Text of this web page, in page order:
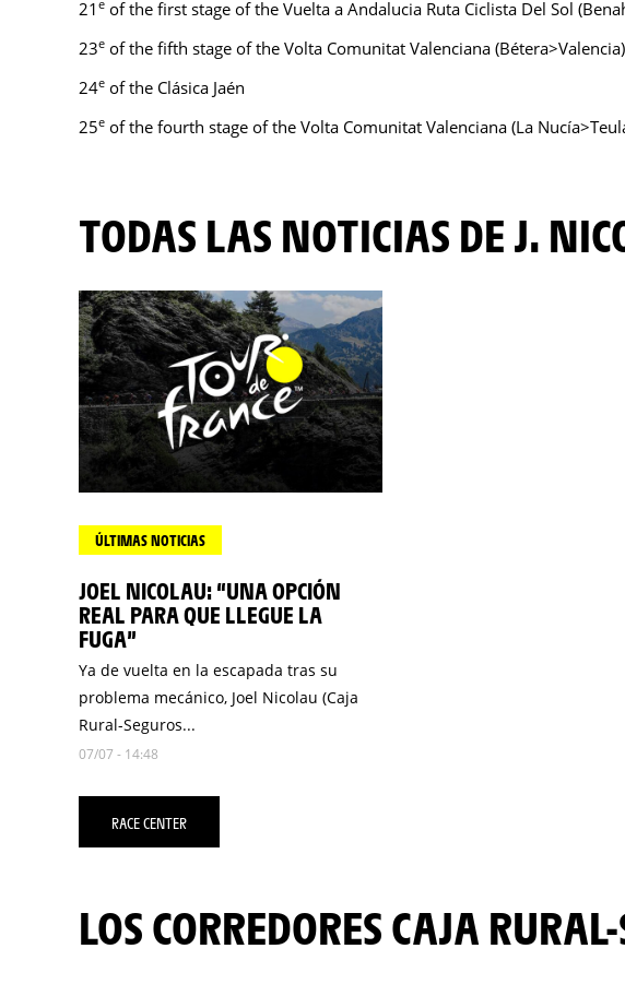
21 e of the first stage of the Vuelta a Andalucia Ruta Ciclista Del Sol
23e of the fifth stage of the Volta Comunitat Valenciana (Bétera>Valencia)
24e of the Clásica Jaén
25e of the fourth stage of the Volta Comunitat Valenciana (La
TODAS LAS NOTICIAS DE J.
ÚLTIMAS NOTICIAS
JOEL NICOLAU: “UNA OPCIÓN
REAL PARA QUE LLEGUE LA
FUGA”
Ya de vuelta en la escapada tras su
problema mecánico, Joel Nicolau (Caja
Rural-Seguros...
07/07 - 14:48
RACE CENTER
LOS CORREDORES CAJA